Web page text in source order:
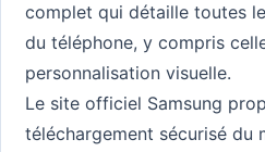
complet qui détaille toutes
du téléphone, y compris
personnalisation visuelle.
Le site officiel Samsung
téléchargement sécurisé du